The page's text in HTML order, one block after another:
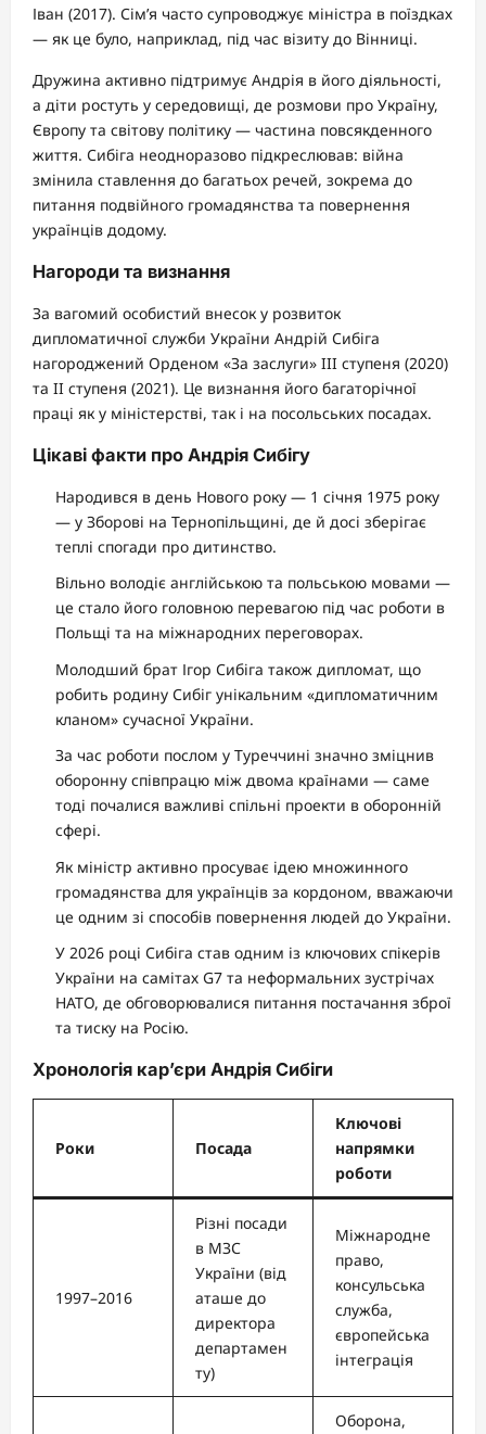
Іван (2017). Сім’я часто супроводжує міністра в поїздках
— як це було, наприклад, під час візиту до Вінниці.
Дружина активно підтримує Андрія в його діяльності,
а діти ростуть у середовищі, де розмови про Україну,
Європу та світову політику — частина повсякденного
життя. Сибіга неодноразово підкреслював: війна
змінила ставлення до багатьох речей, зокрема до
питання подвійного громадянства та повернення
українців додому.
Нагороди та визнання
За вагомий особистий внесок у розвиток
дипломатичної служби України Андрій Сибіга
нагороджений Орденом «За заслуги» III ступеня (2020)
та II ступеня (2021). Це визнання його багаторічної
праці як у міністерстві, так і на посольських посадах.
Цікаві факти про Андрія Сибігу
Народився в день Нового року — 1 січня 1975 року
— у Зборові на Тернопільщині, де й досі зберігає
теплі спогади про дитинство.
Вільно володіє англійською та польською мовами —
це стало його головною перевагою під час роботи в
Польщі та на міжнародних переговорах.
Молодший брат Ігор Сибіга також дипломат, що
робить родину Сибіг унікальним «дипломатичним
кланом» сучасної України.
За час роботи послом у Туреччині значно зміцнив
оборонну співпрацю між двома країнами — саме
тоді почалися важливі спільні проекти в оборонній
сфері.
Як міністр активно просуває ідею множинного
громадянства для українців за кордоном, вважаючи
це одним зі способів повернення людей до України.
У 2026 році Сибіга став одним із ключових спікерів
України на самітах G7 та неформальних зустрічах
НАТО, де обговорювалися питання постачання зброї
та тиску на Росію.
Хронологія кар’єри Андрія Сибіги
Роки Посада
Ключові
напрямки
роботи
1997–2016
Різні посади
в МЗС
України (від
аташе до
директора
департамен
ту)
Міжнародне
право,
консульська
служба,
європейська
інтеграція
Оборона,